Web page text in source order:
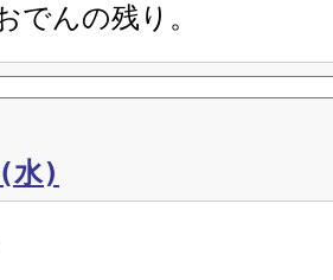
でんの残り。
水)